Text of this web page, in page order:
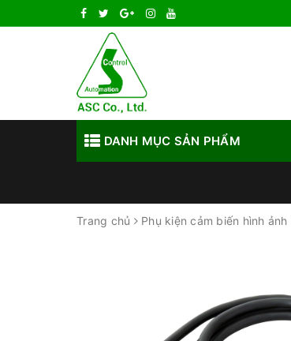
DANH MỤC SẢN PHẨM
Trang chủ Phụ kiện cảm biến hình ảnh